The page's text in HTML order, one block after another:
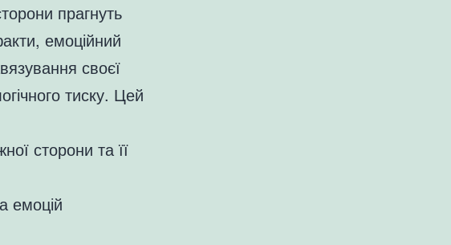
прагнуть
емоційний
своєї
тиску. Цей
сторони та її
емоцій